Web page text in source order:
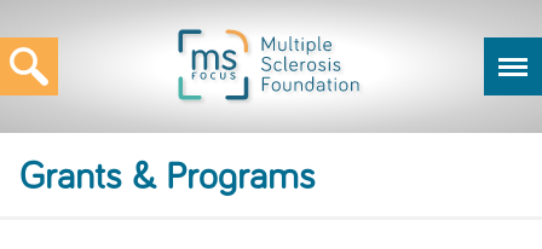
Grants & Programs